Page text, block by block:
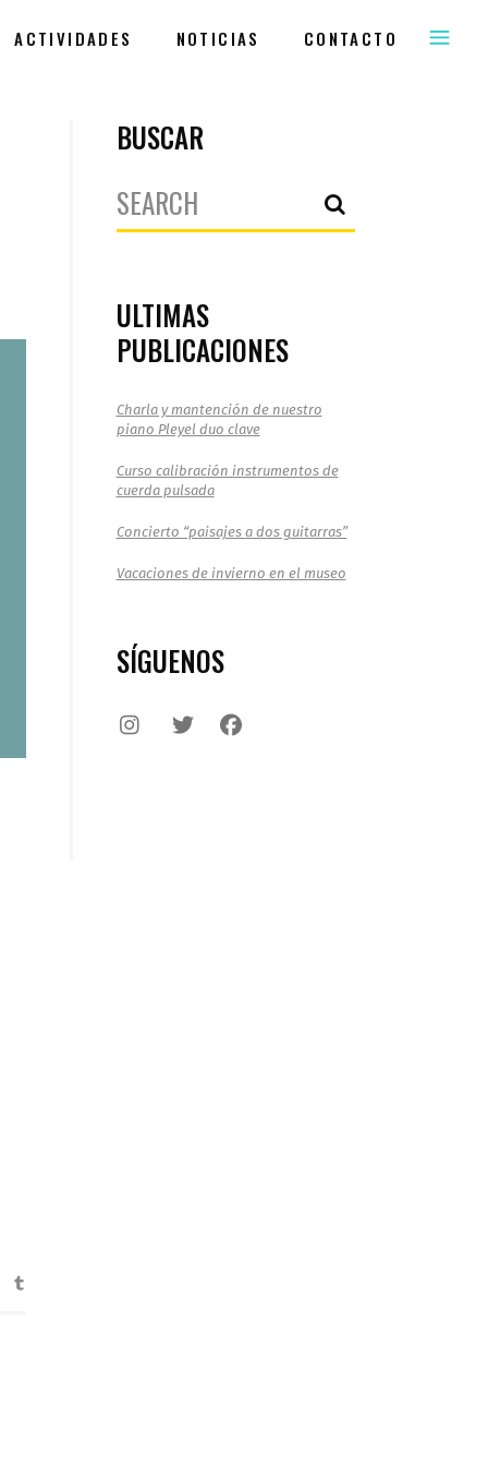
ACTIVIDADES NOTICIAS CONTACTO
BUSCAR
Search
for:
ULTIMAS
PUBLICACIONES
Charla y mantención de nuestro
piano Pleyel duo clave
Curso calibración instrumentos de
cuerda pulsada
Concierto “paisajes a dos guitarras”
Vacaciones de invierno en el museo
SÍGUENOS